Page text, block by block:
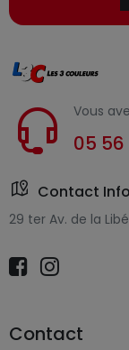
Vous
05
Contact Info
29 ter Av. de la
Contact